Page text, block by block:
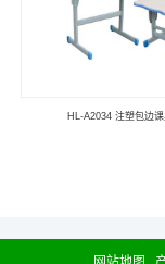
HL-A2034 注塑包边